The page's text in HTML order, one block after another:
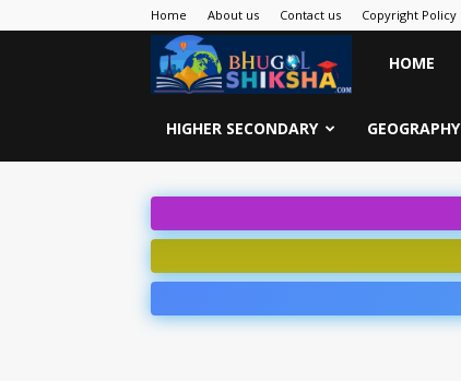
Home About us Contact us Copyright Policy
Bhugol
Shiksha
HOME
HIGHER SECONDARY GEOGRAPHY